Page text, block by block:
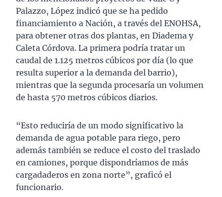
Palazzo, López indicó que se ha pedido
financiamiento a Nación, a través del ENOHSA,
para obtener otras dos plantas, en Diadema y
Caleta Córdova. La primera podría tratar un
caudal de 1.125 metros cúbicos por día (lo que
resulta superior a la demanda del barrio),
mientras que la segunda procesaría un volumen
de hasta 570 metros cúbicos diarios.
“Esto reduciría de un modo significativo la
demanda de agua potable para riego, pero
además también se reduce el costo del traslado
en camiones, porque dispondríamos de más
cargadaderos en zona norte”, graficó el
funcionario.